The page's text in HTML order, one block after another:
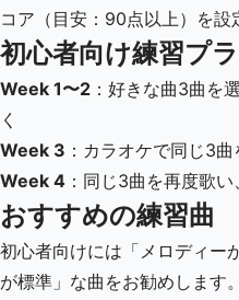
コア（目安：90点以上）を設
初心者向け練習プラ
Week 1〜2 ：好きな曲3曲を
く
Week 3 ：カラオケで同じ3
Week 4 ：同じ3曲を再度歌
おすすめの練習曲
初心者向けには「メロディー
が標準」な曲をお勧めします